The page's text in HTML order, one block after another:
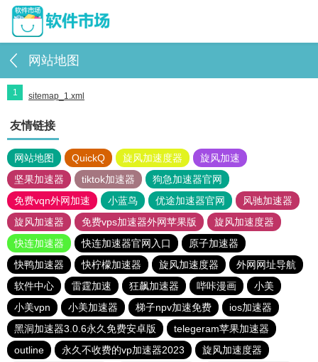
网站地图
1 sitemap_1.xml
友情链接
网站地图 QuickQ 旋风加速度器
旋风加速
坚果加速器
tiktok加速器
狗急加速器官网
免费vqn外网加速
小蓝鸟 优途加速器官网
风驰加速器
旋风加速器
免费vps加速器外网苹果版
旋风加速度器
快连加速器
快连加速器官网入口
原子加速器
快鸭加速器
快柠檬加速器 旋风加速度器
外网网址导航
软件中心
雷霆加速 狂飙加速器 哔咔漫画
小美
小美vpn
小美加速器 梯子npv加速免费
ios加速器
黑洞加速器3.0.6永久免费安卓版
telegeram苹果加速器
outline
永久不收费的vp加速器2023
旋风加速度器